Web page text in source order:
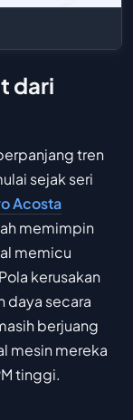
dari
tren
sejak seri
Acosta
memimpin
memicu
kerusakan
daya secara
berjuang
mesin mereka
tinggi.